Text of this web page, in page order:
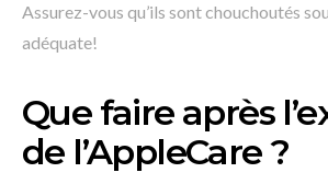
Assurez-vous qu’ils sont chouchoutés
adéquate!
Que faire après
de l’AppleCare ?